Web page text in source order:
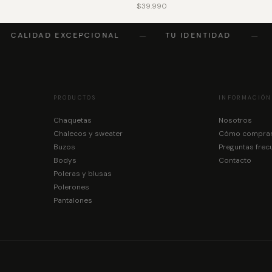
$39.990
CALIDAD EXCEPCIONAL TU IDENTIDAD
PRODUCTOS
Chaquetas
Chalecos y sweater
Buzos
Bodys
Poleras y blusas
Polerones
Pantalones
INFORMACIÓN
Nosotros
Cómo
Preguntas
Contacto